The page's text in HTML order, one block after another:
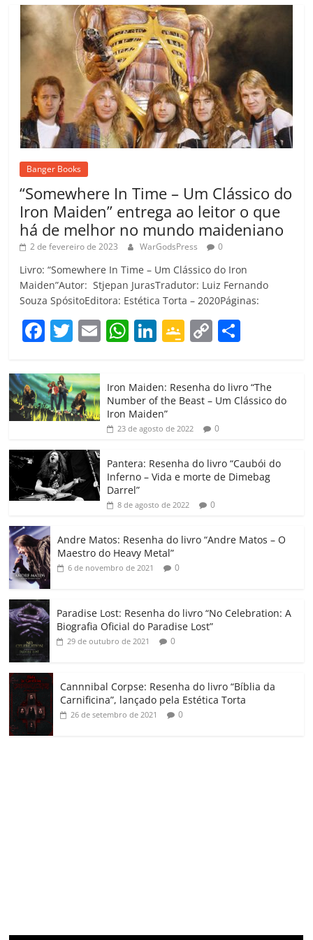
Banger Books
“Somewhere In Time – Um Clássico do
Iron Maiden” entrega ao leitor o que
há de melhor no mundo maideniano
2 de fevereiro de 2023 WarGodsPress 0
Livro: “Somewhere In Time – Um Clássico do Iron
Maiden”Autor: Stjepan JurasTradutor: Luiz Fernando
Souza SpósitoEditora: Estética Torta – 2020Páginas:
F
c
e
b
o
o
k
T
itt
er
E W
s
A
p
Li
e
dI
G
gl
e
Cl
a
ss
ro
o
C
y
Li
k
p
h
ar
Iron Maiden: Resenha do livro “The
Number of the Beast – Um Clássico do
Iron Maiden”
23 de agosto de 2022 0
Pantera: Resenha do livro “Caubói do
Inferno – Vida e morte de Dimebag
Darrel”
8 de agosto de 2022 0
Andre Matos: Resenha do livro “Andre Matos – O
Maestro do Heavy Metal”
6 de novembro de 2021 0
Paradise Lost: Resenha do livro “No Celebration: A
Biografia Oficial do Paradise Lost”
29 de outubro de 2021 0
Cannnibal Corpse: Resenha do livro “Bíblia da
Carnificina”, lançado pela Estética Torta
26 de setembro de 2021 0